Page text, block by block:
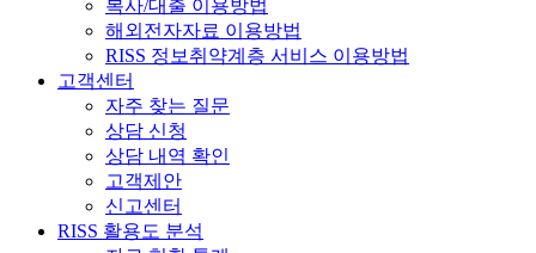
복사/대출 이용방법
해외전자자료 이용방법
RISS 정보취약계층 서비스 이용방법
고객센터
자주 찾는 질문
상담 신청
상담 내역 확인
고객제안
신고센터
RISS 활용도 분석